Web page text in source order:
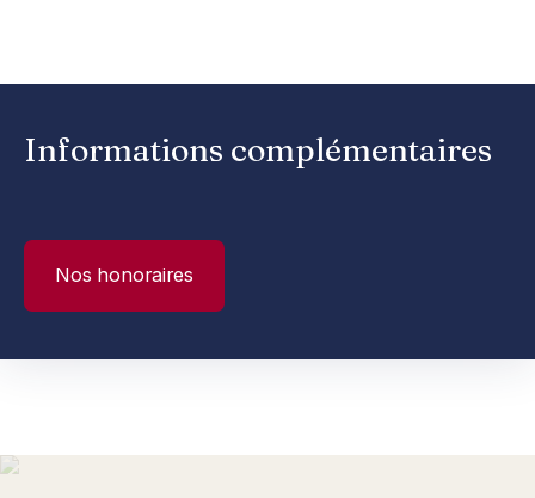
Informations complémentaires
Nos honoraires